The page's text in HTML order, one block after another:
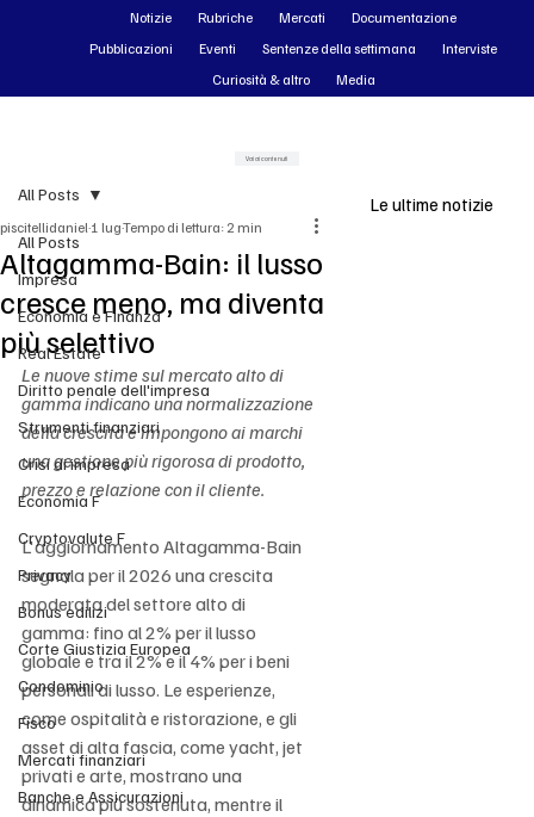
All Posts
Impresa
Economia e Finanza
Real Estate
Diritto penale dell'impresa
Strumenti finanziari
Crisi di impresa
Economia F
Cryptovalute F
Privacy
Bonus edilizi
Corte Giustizia Europea
Condominio
Fisco
Mercati finanziari
Banche e Assicurazioni
All Posts
Altagamma-Bain: il lusso
cresce meno, ma diventa
più selettivo
piscitellidaniel 1 lugTempo di lettura: 2 min
Le nuove stime sul mercato alto di
gamma indicano una normalizzazione
della crescita e impongono ai marchi
una gestione più rigorosa di prodotto,
prezzo e relazione con il cliente.
L'aggiornamento Altagamma-Bain
segnala per il 2026 una crescita
moderata del settore alto di
gamma: fino al 2% per il lusso
globale e tra il 2% e il 4% per i beni
personali di lusso. Le esperienze,
come ospitalità e ristorazione, e gli
asset di alta fascia, come yacht, jet
privati e arte, mostrano una
dinamica più sostenuta, mentre il
Le ultime notizie
Notizie Rubriche Mercati
Documentazione
Pubblicazioni
Eventi Sentenze della settimana
Interviste
Curiosità & altro
Media
Vai ai contenuti